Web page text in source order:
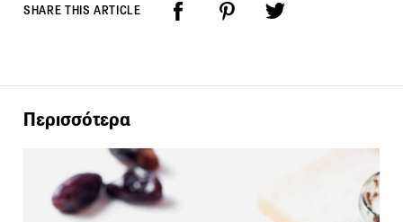
SHARE THIS ARTICLE
Περισσότερα